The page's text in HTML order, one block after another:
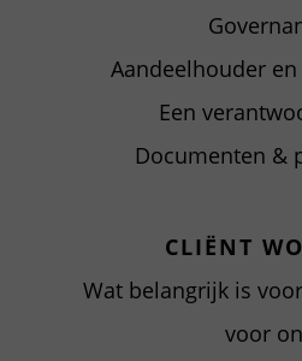
Aandeelhouder
Een
Documenten &
CLIËNT
Wat belangrijk is
voor